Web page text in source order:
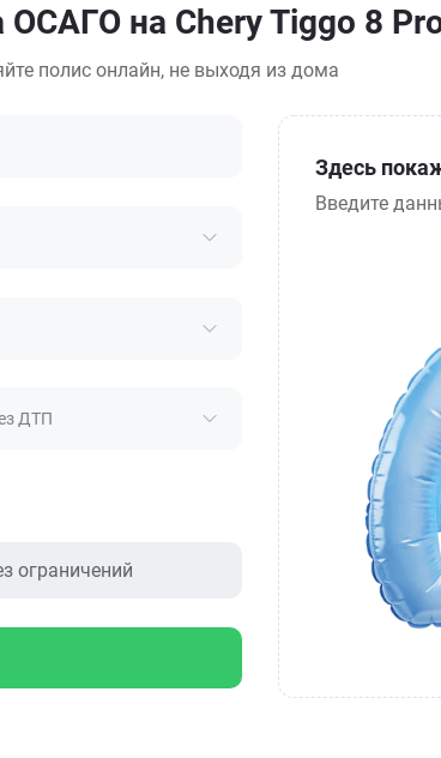
ОСАГО на Chery Tiggo 8
полис онлайн, не выходя из дома
ДТП
ограничений
Здесь
Введите